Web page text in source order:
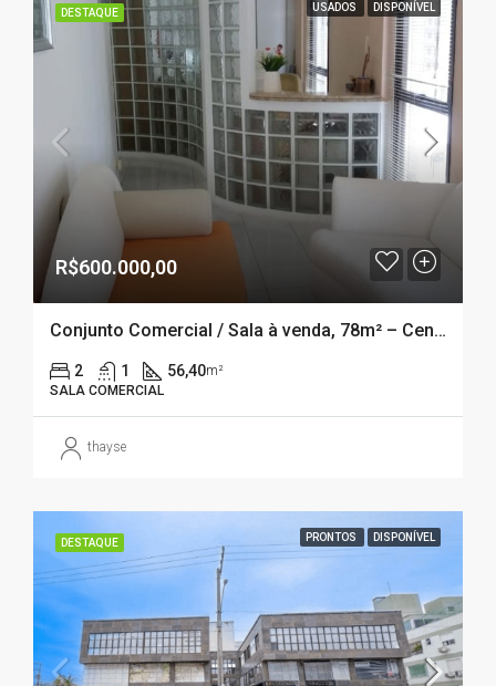
DESTAQUE USADOS DISPONÍVEL
R$600.000,00
Conjunto Comercial / Sala à venda, 78m² – Centro ( Tenente Silveira ) Florianópólis – SC
2 1 56,40m²
SALA COMERCIAL
thayse
DESTAQUE PRONTOS DISPONÍVEL